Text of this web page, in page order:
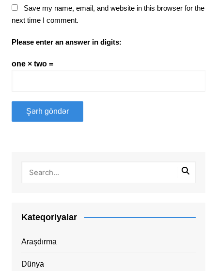
Save my name, email, and website in this browser for the
next time I comment.
Please enter an answer in digits:
one × two =
Kateqoriyalar
Araşdırma
Dünya